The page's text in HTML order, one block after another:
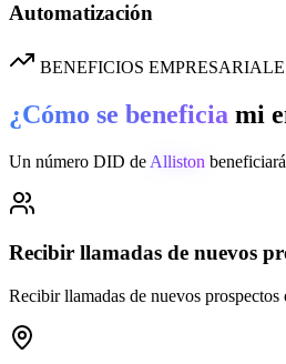
Automatización
BENEFICIOS
¿Cómo se beneficia mi
Un número DID de Alliston
Recibir llamadas de nuevos
Recibir llamadas de nuevos prospectos